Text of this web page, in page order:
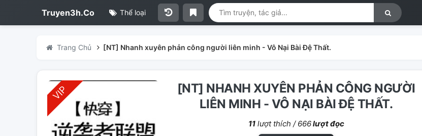
Truyen3h.Co Thể loại
Trang Chủ [NT] Nhanh xuyên phản công người liên minh - Vô Nại Bài Đệ Thất.
[NT] NHANH XUYÊN PHẢN CÔNG NGƯỜI
LIÊN MINH - VÔ NẠI BÀI ĐỆ THẤT.
11lượt thích / 666lượt đọc